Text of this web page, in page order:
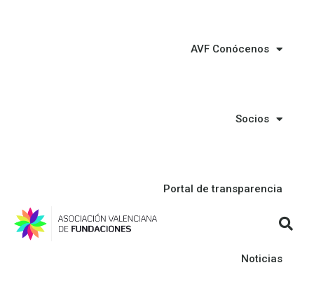
AVF Conócenos
Socios
Portal de transparencia
Noticias